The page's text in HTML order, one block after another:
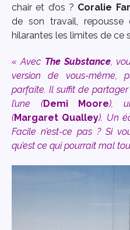
chair et d’os ? Coralie
de son travail, repousse
hilarantes les limites de ce
« Avec The Substance,
version de vous-même,
parfaite. Il suffit de
l’une (Demi Moore),
(Margaret Qualley). Un
Facile n’est-ce pas ? Si
qu’est ce qui pourrait mal